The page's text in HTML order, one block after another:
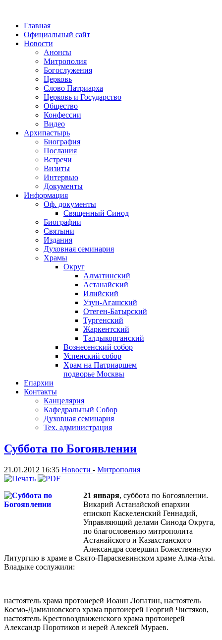
Главная
Официальный сайт
Новости
Анонсы
Митрополия
Богослужения
Церковь
Слово Патриарха
Церковь и Государство
Общество
Конфессии
Видео
Архипастырь
Биография
Послания
Встречи
Визиты
Интервью
Документы
Информация
Оф. документы
Священный Синод
Биографии
Святыни
Издания
Духовная семинария
Храмы
Округ
Алматинский
Астанайский
Илийский
Узун-Агашский
Отеген-Батырский
Тургенский
Жаркентский
Талдыкорганский
Вознесенский собор
Успенский собор
Храм на Патриаршем
подворье Москвы
Епархии
Контакты
Канцелярия
Кафедральный Собор
Духовная семинария
Тех. администрация
Суббота по Богоявлении
21.01.2012 16:35 Новости - Митрополия
21 января, суббота пo Богоявлении.
Викарий Астанайской епархии
епископ Каскеленский Геннадий,
Управляющий делами Синода Округа,
по благословению митрополита
Астанайского и Казахстанского
Александра совершил Божественную
Литургию в храме в Свято-Параскевинском храме Алма-Аты.
Владыке сослужили:
настоятель храма протоиерей Иоанн Лопатин, настоятель
Космо-Дамиановского храма протоиерей Георгий Чистяков,
настоятель Крестовоздвиженского храма протоиерей
Александр Поротиков и иерей Алексей Мураев.